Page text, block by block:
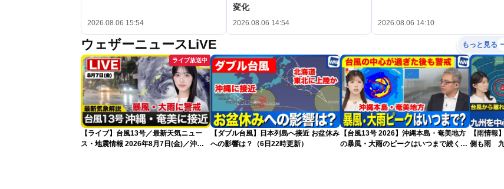
2026.08.06 15:54
変化
2026.08.06 14:54 2026.08.06 14:10
ウェザーニュースLiVE もっと見る
ライブ放送中
【ライブ】台風13号／最新天気ニュー
ス・地震情報 2026年8月7日(金)／沖
【ダブル台風】日本列島へ接近 お盆休み
への影響は？（6日22時更新）
【台風13号 2026】沖縄本島・奄美地方
の暴風・大雨のピークはいつまで続く？
【雨情報
側も雨 九